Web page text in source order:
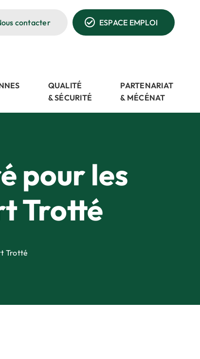
contacter ESPACE EMPLOI
QUALITÉ
& SÉCURITÉ
PARTENARIAT
& MÉCÉNAT
pour les
Trotté
Trotté